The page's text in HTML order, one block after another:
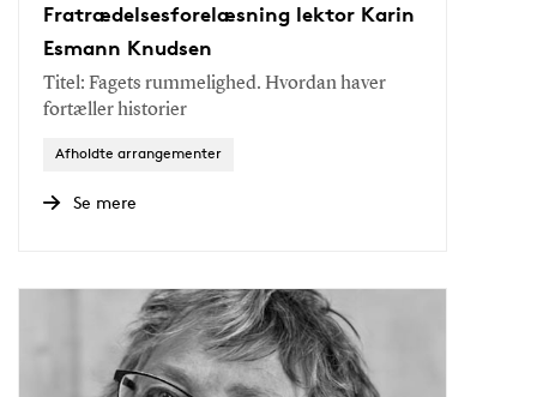
Fratrædelsesforelæsning lektor Karin
Esmann Knudsen
Titel: Fagets rummelighed. Hvordan haver
fortæller historier
Afholdte arrangementer
Se mere